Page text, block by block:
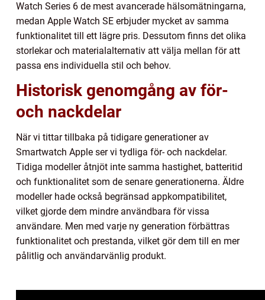
Watch Series 6 de mest avancerade hälsomätningarna,
medan Apple Watch SE erbjuder mycket av samma
funktionalitet till ett lägre pris. Dessutom finns det olika
storlekar och materialalternativ att välja mellan för att
passa ens individuella stil och behov.
Historisk genomgång av för-
och nackdelar
När vi tittar tillbaka på tidigare generationer av
Smartwatch Apple ser vi tydliga för- och nackdelar.
Tidiga modeller åtnjöt inte samma hastighet, batteritid
och funktionalitet som de senare generationerna. Äldre
modeller hade också begränsad appkompatibilitet,
vilket gjorde dem mindre användbara för vissa
användare. Men med varje ny generation förbättras
funktionalitet och prestanda, vilket gör dem till en mer
pålitlig och användarvänlig produkt.